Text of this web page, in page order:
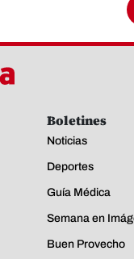
Boletines
Noticias
Deportes
Guía Médica
Semana en
Buen Provecho